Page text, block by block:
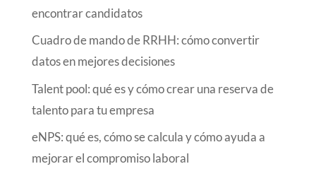
encontrar candidatos
Cuadro de mando de RRHH: cómo convertir
datos en mejores decisiones
Talent pool: qué es y cómo crear una reserva de
talento para tu empresa
eNPS: qué es, cómo se calcula y cómo ayuda a
mejorar el compromiso laboral